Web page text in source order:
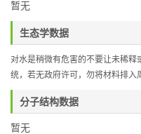
暂无
生态学数据
对水是稍微有危害的不要让未稀释
统，若无政府许可，勿将材料排入
分子结构数据
暂无